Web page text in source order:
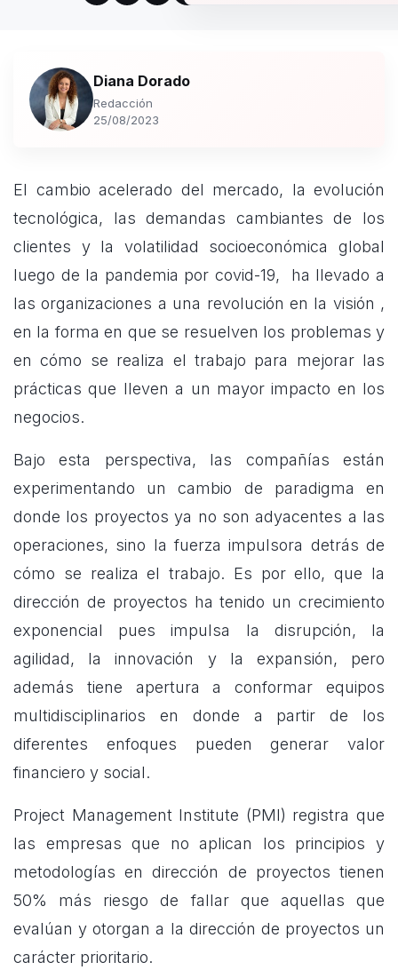
Diana Dorado
Redacción
25/08/2023
El cambio acelerado del mercado, la evolución
tecnológica, las demandas cambiantes de los
clientes y la volatilidad socioeconómica global
luego de la pandemia por covid-19, ha llevado a
las organizaciones a una revolución en la visión ,
en la forma en que se resuelven los problemas y
en cómo se realiza el trabajo para mejorar las
prácticas que lleven a un mayor impacto en los
negocios.
Bajo esta perspectiva, las compañías están
experimentando un cambio de paradigma en
donde los proyectos ya no son adyacentes a las
operaciones, sino la fuerza impulsora detrás de
cómo se realiza el trabajo. Es por ello, que la
dirección de proyectos ha tenido un crecimiento
exponencial pues impulsa la disrupción, la
agilidad, la innovación y la expansión, pero
además tiene apertura a conformar equipos
multidisciplinarios en donde a partir de los
diferentes enfoques pueden generar valor
financiero y social.
Project Management Institute (PMI) registra que
las empresas que no aplican los principios y
metodologías en dirección de proyectos tienen
50% más riesgo de fallar que aquellas que
evalúan y otorgan a la dirección de proyectos un
carácter prioritario.